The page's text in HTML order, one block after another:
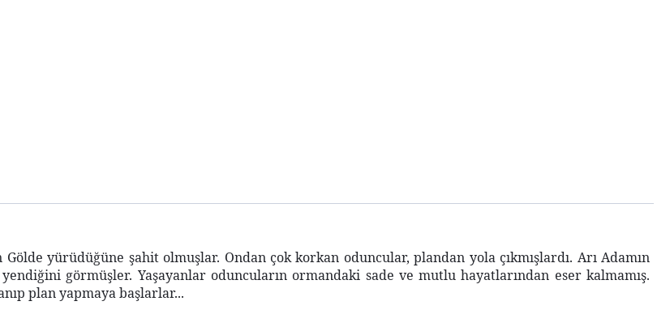
Gölde yürüdüğüne şahit olmuşlar. Ondan çok korkan oduncular, plandan yola çıkmışlardı. Arı Adamın
yendiğini görmüşler. Yaşayanlar oduncuların ormandaki sade ve mutlu hayatlarından eser kalmamış.
plan yapmaya başlarlar...